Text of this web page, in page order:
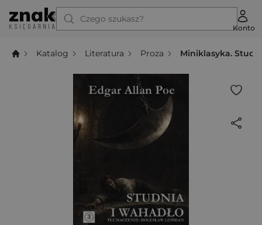
Czego szukasz?
Konto
Katalog Literatura Proza Miniklasyka.